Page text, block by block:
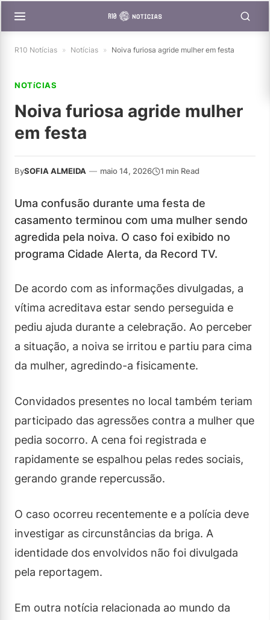
R10 Notícias » Notícias » Noiva furiosa agride mulher em festa
NOTíCIAS
Noiva furiosa agride mulher
em festa
BySOFIA ALMEIDA — maio 14, 2026 1 min Read
Uma confusão durante uma festa de
casamento terminou com uma mulher sendo
agredida pela noiva. O caso foi exibido no
programa Cidade Alerta, da Record TV.
De acordo com as informações divulgadas, a
vítima acreditava estar sendo perseguida e
pediu ajuda durante a celebração. Ao perceber
a situação, a noiva se irritou e partiu para cima
da mulher, agredindo-a fisicamente.
Convidados presentes no local também teriam
participado das agressões contra a mulher que
pedia socorro. A cena foi registrada e
rapidamente se espalhou pelas redes sociais,
gerando grande repercussão.
O caso ocorreu recentemente e a polícia deve
investigar as circunstâncias da briga. A
identidade dos envolvidos não foi divulgada
pela reportagem.
Em outra notícia relacionada ao mundo da